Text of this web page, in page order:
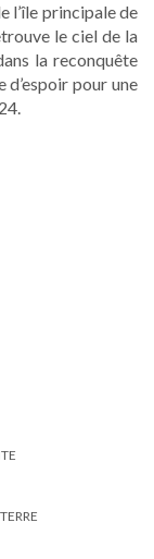
l’île principale de
le ciel de la
la reconquête
pour une